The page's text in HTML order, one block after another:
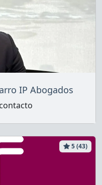
IP Abogados
5 (43)